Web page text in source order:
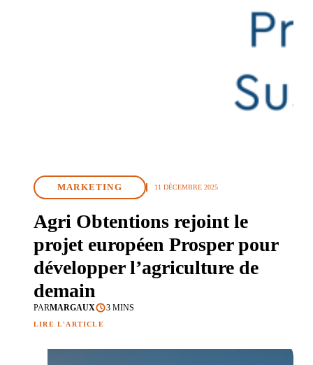
MARKETING 11 DÉCEMBRE 2025
Agri Obtentions rejoint le
projet européen Prosper pour
développer l’agriculture de
demain
PARMARGAUX 3 MINS
LIRE L'ARTICLE